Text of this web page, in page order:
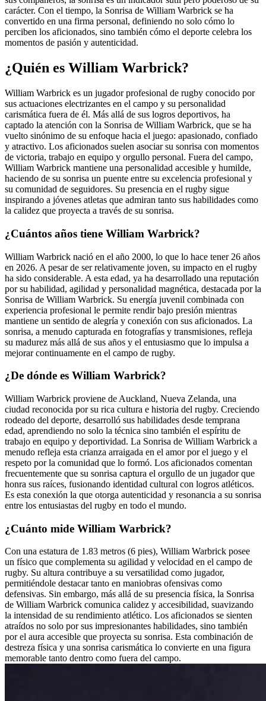
carácter. Con el tiempo, la Sonrisa de William Warbrick se ha
convertido en una firma personal, definiendo no solo cómo lo
perciben los aficionados, sino también cómo el deporte celebra los
momentos de pasión y autenticidad.
¿Quién es William Warbrick?
William Warbrick es un jugador profesional de rugby conocido por
sus actuaciones electrizantes en el campo y su personalidad
carismática fuera de él. Más allá de sus logros deportivos, ha
captado la atención con la Sonrisa de William Warbrick, que se ha
vuelto sinónimo de su enfoque hacia el juego: apasionado, confiado
y atractivo. Los aficionados suelen asociar su sonrisa con momentos
de victoria, trabajo en equipo y orgullo personal. Fuera del campo,
William Warbrick mantiene una personalidad accesible y humilde,
haciendo de su sonrisa un puente entre su excelencia profesional y
su comunidad de seguidores. Su presencia en el rugby sigue
inspirando a jóvenes atletas que admiran tanto sus habilidades como
la calidez que proyecta a través de su sonrisa.
¿Cuántos años tiene William Warbrick?
William Warbrick nació en el año 2000, lo que lo hace tener 26 años
en 2026. A pesar de ser relativamente joven, su impacto en el rugby
ha sido considerable. A esta edad, ya ha desarrollado una reputación
por su habilidad, agilidad y personalidad magnética, destacada por la
Sonrisa de William Warbrick. Su energía juvenil combinada con
experiencia profesional le permite rendir bajo presión mientras
mantiene un sentido de alegría y conexión con sus aficionados. La
sonrisa, a menudo capturada en fotografías y transmisiones, refleja
su madurez más allá de sus años y el entusiasmo que lo impulsa a
mejorar continuamente en el campo de rugby.
¿De dónde es William Warbrick?
William Warbrick proviene de Auckland, Nueva Zelanda, una
ciudad reconocida por su rica cultura e historia del rugby. Creciendo
rodeado del deporte, desarrolló sus habilidades desde temprana
edad, aprendiendo no solo la técnica sino también el espíritu de
trabajo en equipo y deportividad. La Sonrisa de William Warbrick a
menudo refleja esta crianza arraigada en el amor por el juego y el
respeto por la comunidad que lo formó. Los aficionados comentan
frecuentemente que su sonrisa captura el orgullo de un jugador que
honra sus raíces, fusionando identidad cultural con logros atléticos.
Es esta conexión la que otorga autenticidad y resonancia a su sonrisa
entre los entusiastas del rugby en todo el mundo.
¿Cuánto mide William Warbrick?
Con una estatura de 1.83 metros (6 pies), William Warbrick posee
un físico que complementa su agilidad y velocidad en el campo de
rugby. Su altura contribuye a su versatilidad como jugador,
permitiéndole destacar tanto en maniobras ofensivas como
defensivas. Sin embargo, más allá de su presencia física, la Sonrisa
de William Warbrick comunica calidez y accesibilidad, suavizando
la intensidad de su rendimiento atlético. Los aficionados se sienten
atraídos no solo por sus impresionantes habilidades, sino también
por el aura accesible que proyecta su sonrisa. Esta combinación de
destreza física y una sonrisa carismática lo convierte en una figura
memorable tanto dentro como fuera del campo.